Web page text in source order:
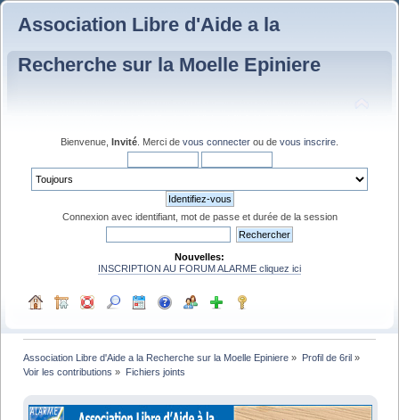
Association Libre d'Aide a la
Recherche sur la Moelle Epiniere
Bienvenue, Invité . Merci de vous connecter ou de vous inscrire
Connexion avec identifiant, mot de passe et durée de la session
Nouvelles:
INSCRIPTION AU FORUM ALARME cliquez ici
Association Libre d'Aide a la Recherche sur la Moelle Epiniere » Profil de 6ril»
Voir les contributions » Fichiers joints